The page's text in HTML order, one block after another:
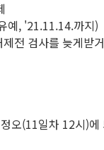
예, '21.11.14.까지)
전 검사를 늦게받
오(11일차 12시)에